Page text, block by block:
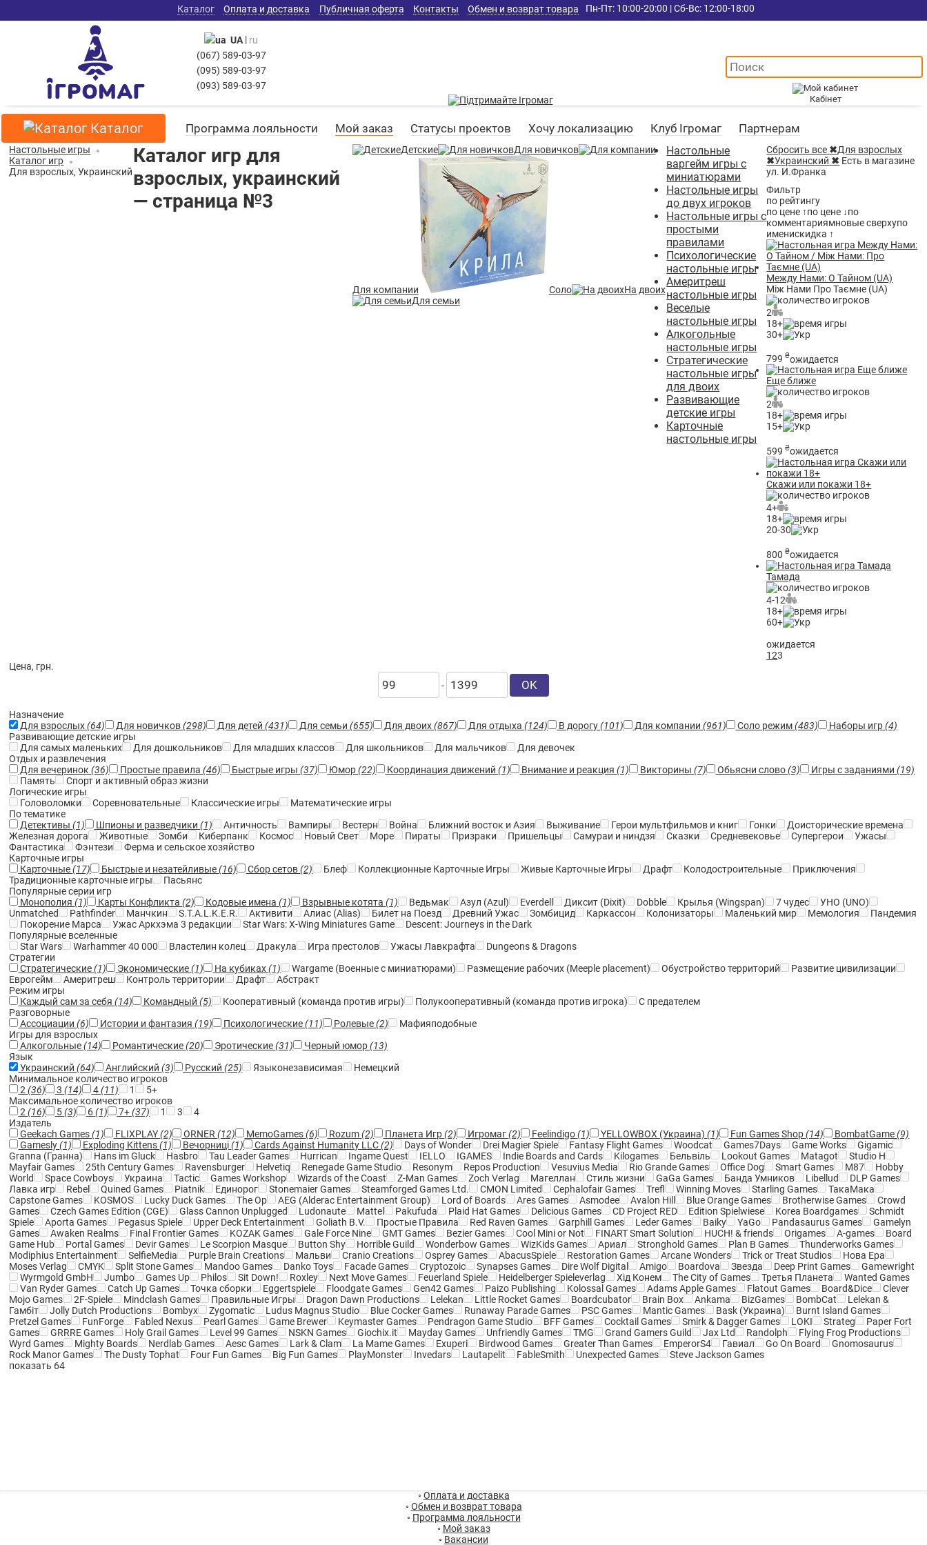
Каталог Оплата и доставка Публичная оферта Контакты Обмен и возврат товара Пн-Пт: 10:00-20:00 | Сб-Вс: 12:00-18:00
UA | ru
(067) 589-03-97
(095) 589-03-97
(093) 589-03-97
Кабінет
Каталог Программа лояльности Мой заказ Статусы проектов Хочу локализацию Клуб Ігромаг Партнерам
Настольные игры
Каталог игр
Для взрослых, Украинский
Каталог игр для
взрослых, украинский
— страница №3
Детские Для новичков
Для компании Соло
На двоих
Для семьи
Настольные
варгейм игры с
миниатюрами
Настольные игры
до двух игроков
Настольные игры с
простыми
правилами
Психологические
настольные игры
Америтреш
настольные игры
Веселые
настольные игры
Алкогольные
настольные игры
Стратегические
настольные игры
для двоих
Развивающие
детские игры
Карточные
настольные игры
Сбросить все ✖Для взрослых
✖Украинский ✖ Есть в магазине
ул. И.Франка
Фильтр
по рейтингу
по цене ↑по цене ↓по
комментариямновые сверхупо
именискидка ↑
Между Нами: О Тайном (UA)
Між Нами Про Таємне (UA)
2
18+
30+
799₴ожидается
Еще ближе
2
18+
15+
599₴ожидается
Скажи или покажи 18+
4+
18+
20-30
800₴ожидается
Тамада
4-12
18+
60+
ожидается
123
Цена, грн.
-
OK
Назначение
Для взрослых(64) Для новичков(298) Для детей(431) Для семьи(655) Для двоих(867) Для отдыха(124) В дорогу(101) Для компании(961) Соло режим(483) Наборы игр(4)
Развивающие детские игры
Для самых маленьких
Для дошкольников Для младших классов Для школьников Для мальчиков
Для девочек
Отдых и развлечения
Для вечеринок(36) Простые правила(46) Быстрые игры(37) Юмор(22) Координация движений(1) Внимание и реакция(1) Викторины(7) Обьясни слово(3) Игры с заданиями(19)
Память
Спорт и активный образ жизни
Логические игры
Головоломки
Соревновательные Классические игры
Математические игры
По тематике
Детективы(1) Шпионы и разведчики(1) Античность Вампиры Вестерн Война Ближний восток и Азия Выживание Герои мультфильмов и книг Гонки
Доисторические времена
Железная дорога
Животные Зомби Киберпанк Космос Новый Свет Море Пираты Призраки Пришельцы Самураи и ниндзя Сказки Средневековье Супергерои
Ужасы
Фантастика
Фэнтези
Ферма и сельское хозяйство
Карточные игры
Карточные(17) Быстрые и незатейливые(16) Сбор сетов(2) Блеф Коллекционные Карточные Игры Живые Карточные Игры Драфт Колодостроительные
Приключения
Традиционные карточные игры
Пасьянс
Популярные серии игр
Монополия(1) Карты Конфликта(2) Кодовые имена(1) Взрывные котята(1) Ведьмак Азул (Azul) Everdell Диксит (Dixit) Dobble Крылья (Wingspan) 7 чудес
УНО (UNO)
Unmatched
Pathfinder Манчкин S.T.A.L.K.E.R. Активити Алиас (Alias) Билет на Поезд Древний Ужас Зомбицид Каркассон Колонизаторы Маленький мир Мемология
Пандемия
Покорение Марса
Ужас Аркхэма 3 редакции Star Wars: X-Wing Miniatures Game
Descent: Journeys in the Dark
Популярные вселенные
Star Wars
Warhammer 40 000 Властелин колец Дракула Игра престолов Ужасы Лавкрафта
Dungeons & Dragons
Стратегии
Стратегические(1) Экономические(1) На кубиках(1) Wargame (Военные с миниатюрами) Размещение рабочих (Meeple placement) Обустройство территорий
Развитие цивилизации
Еврогейм
Америтреш Контроль территории Драфт
Абстракт
Режим игры
Каждый сам за себя(14) Командный(5) Кооперативный (команда против игры) Полукооперативный (команда против игрока)
С предателем
Разговорные
Ассоциации(6) Истории и фантазия(19) Психологические(11) Ролевые(2)
Мафияподобные
Игры для взрослых
Алкогольные(14) Романтические(20) Эротические(31) Черный юмор(13)
Язык
Украинский(64) Английский(3) Русский(25) Языконезависимая
Немецкий
Минимальное количество игроков
2(36) 3(14) 4(11) 1
5+
Максимальное количество игроков
2(16) 5(3) 6(1) 7+(37) 1 3
4
Издатель
Geekach Games(1) FLIXPLAY(2) ORNER(12) MemoGames(6) Rozum(2) Планета Игр(2) Игромаг(2) Feelindigo(1) YELLOWBOX (Украина)(1) Fun Games Shop(14) BombatGame(9)
Gamesly(1) Exploding Kittens(1) Вечорниці(1) Cards Against Humanity LLC(2) Days of Wonder Drei Magier Spiele Fantasy Flight Games Woodcat Games7Days Game Works
Gigamic
Granna (Гранна)
Hans im Gluck Hasbro Tau Leader Games Hurrican Ingame Quest IELLO IGAMES Indie Boards and Cards Kilogames Бельвіль Lookout Games Matagot
Studio H
Mayfair Games
25th Century Games Ravensburger Helvetiq Renegade Game Studio Resonym Repos Production Vesuvius Media Rio Grande Games Office Dog Smart Games M87
Hobby
World
Space Cowboys Украина Tactic Games Workshop Wizards of the Coast Z-Man Games Zoch Verlag Магеллан Стиль жизни GaGa Games Банда Умников Libellud
DLP Games
Лавка игр
Rebel Quined Games Piatnik Единорог Stonemaier Games Steamforged Games Ltd. CMON Limited Cephalofair Games Trefl Winning Moves Starling Games
ТакаМака
Capstone Games
KOSMOS Lucky Duck Games The Op AEG (Alderac Entertainment Group) Lord of Boards Ares Games Asmodee Avalon Hill Blue Orange Games Brotherwise Games
Crowd
Games
Czech Games Edition (CGE) Glass Cannon Unplugged Ludonaute Mattel Pakufuda Plaid Hat Games Delicious Games CD Project RED Edition Spielwiese Korea Boardgames
Schmidt
Spiele
Aporta Games Pegasus Spiele Upper Deck Entertainment Goliath B.V. Простые Правила Red Raven Games Garphill Games Leder Games Baiky YaGo Pandasaurus Games
Gamelyn
Games
Awaken Realms Final Frontier Games KOZAK Games Gale Force Nine GMT Games Bezier Games Cool Mini or Not FINART Smart Solution HUCH! & friends Origames A-games
Board
Game Hub
Portal Games Devir Games Le Scorpion Masque Button Shy Horrible Guild Wonderbow Games WizKids Games Ариал Stronghold Games Plan B Games
Thunderworks Games
Modiphius Entertainment
SelfieMedia Purple Brain Creations Мальви Cranio Creations Osprey Games AbacusSpiele Restoration Games Arcane Wonders Trick or Treat Studios
Нова Ера
Moses Verlag
CMYK Split Stone Games Mandoo Games Danko Toys Facade Games Cryptozoic Synapses Games Dire Wolf Digital Amigo Boardova Звезда Deep Print Games
Gamewright
Wyrmgold GmbH
Jumbo Games Up Philos Sit Down! Roxley Next Move Games Feuerland Spiele Heidelberger Spieleverlag Хід Конем The City of Games Третья Планета
Wanted Games
Van Ryder Games
Catch Up Games Точка сборки Eggertspiele Floodgate Games Gen42 Games Paizo Publishing Kolossal Games Adams Apple Games Flatout Games Board&Dice
Clever
Mojo Games
2F-Spiele Mindclash Games Правильные Игры Dragon Dawn Productions Lelekan Little Rocket Games Boardcubator Brain Box Ankama BizGames BombCat
Lelekan &
Гамбіт
Jolly Dutch Productions Bombyx Zygomatic Ludus Magnus Studio Blue Cocker Games Runaway Parade Games PSC Games Mantic Games Bask (Украина)
Burnt Island Games
Pretzel Games
FunForge Fabled Nexus Pearl Games Game Brewer Keymaster Games Pendragon Game Studio BFF Games Cocktail Games Smirk & Dagger Games LOKI Strateg
Paper Fort
Games
GRRRE Games Holy Grail Games Level 99 Games NSKN Games Giochix.it Mayday Games Unfriendly Games TMG Grand Gamers Guild Jax Ltd Randolph
Flying Frog Productions
Wyrd Games
Mighty Boards Nerdlab Games Aesc Games Lark & Clam La Mame Games Exuperi Birdwood Games Greater Than Games EmperorS4 Гавиал Go On Board
Gnomosaurus
Rock Manor Games
The Dusty Tophat Four Fun Games Big Fun Games PlayMonster Invedars Lautapelit FableSmith Unexpected Games
Steve Jackson Games
показать 64
◦Оплата и доставка
◦Обмен и возврат товара
◦ Программа лояльности
◦ Мой заказ
◦ Вакансии